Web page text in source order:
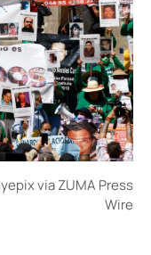
via ZUMA Press
Wire